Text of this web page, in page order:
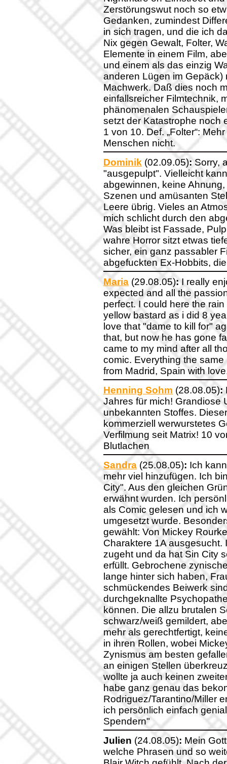
Zerstörungswut noch so
Gedanken, zumindest
in sich tragen, und die ich
Nix gegen Gewalt, Folter,
Elemente in einem Film,
und einem als das einzig
anderen Lügen im
Machwerk. Daß dies noch
einfallsreicher Filmtechnik,
phänomenalen
setzt der Katastrophe noch
1 von 10. Def. „Folter“:
Menschen nicht.
Dominik (02.09.05): Sorry,
"ausgepulpt". Vielleicht
abgewinnen, keine
Szenen und amüsanten
Leere übrig. Vieles an
mich schlicht durch den
Was bleibt ist Fassade,
wahre Horror sitzt etwas
sicher, ein ganz passabler
abgefuckten Ex-Hobbits,
Maria (29.08.05):I really
expected and all the
perfect. I could here the
yellow bastard as i did 8
love that "dame to kill for"
that, but now he has gone
came to my mind after all
comic. Everything the
from Madrid, Spain with
Henning Sohm (28.08.05):
Jahres für mich! Grandiose
unbekannten Stoffes.
kommerziell werwurstetes
Verfilmung seit Matrix! 10
Blutlachen
Sandra (25.08.05): Ich
mehr viel hinzufügen. Ich
City". Aus den gleichen
erwähnt wurden. Ich
als Comic gelesen und ich
umgesetzt wurde.
gewählt: Von Mickey
Charaktere 1A ausgesucht.
zugeht und da hat Sin City
erfüllt. Gebrochene
lange hinter sich haben,
schmückendes Beiwerk
durchgeknallte
können. Die allzu brutalen
schwarz/weiß gemildert,
mehr als gerechtfertigt,
in ihren Rollen, wobei
Zynismus am besten
an einigen Stellen
wollte ja auch keinen
habe ganz genau das
Rodriguez/Tarantino/Miller
ich persönlich einfach
Spendern"
Julien (24.08.05): Mein
welche Phrasen und so